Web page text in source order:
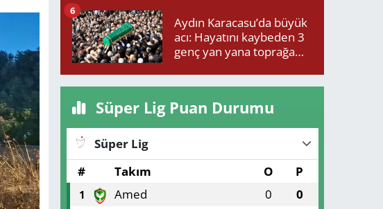
Aydın Karacasu’da büyük
acı: Hayatını kaybeden 3
genç yan yana toprağa
6
Süper Lig Puan Durumu
Süper Lig
#
Takım O P
1 Amed 0 0